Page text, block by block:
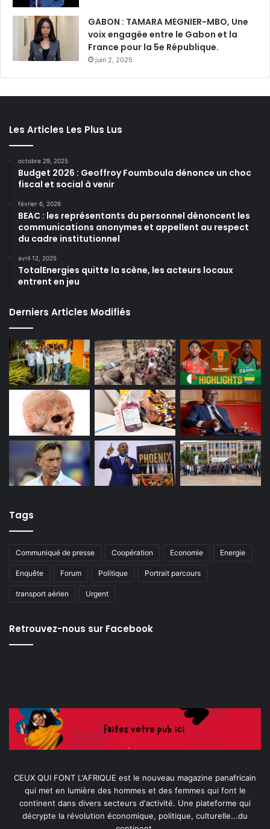
GABON : TAMARA MEGNIER-MBO, Une
voix engagée entre le Gabon et la
France pour la 5e République.
juin 2, 2025
Les Articles Les Plus Lus
octobre 29, 2025
Budget 2026 : Geoffroy Foumboula dénonce un choc
fiscal et social à venir
février 6, 2026
BEAC : les représentants du personnel dénoncent les
communications anonymes et appellent au respect
du cadre institutionnel
avril 12, 2025
TotalEnergies quitte la scène, les acteurs locaux
entrent en jeu
Derniers Articles Modifiés
Tags
Communiqué de presse Coopération Economie Energie
Enquête Forum Politique Portrait parcours
transport aérien Urgent
Retrouvez-nous sur Facebook
CEUX QUI FONT L'AFRIQUE est le nouveau magazine panafricain
qui met en lumière des hommes et des femmes qui font le
continent dans divers secteurs d'activité. Une plateforme qui
décrypte la révolution économique, politique, culturelle...du